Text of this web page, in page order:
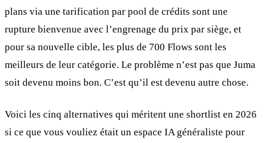
plans via une tarification par pool de crédits sont une
rupture bienvenue avec l’engrenage du prix par siège, et
pour sa nouvelle cible, les plus de 700 Flows sont les
meilleurs de leur catégorie. Le problème n’est pas que Juma
soit devenu moins bon. C’est qu’il est devenu autre chose.
Voici les cinq alternatives qui méritent une shortlist en 2026
si ce que vous vouliez était un espace IA généraliste pour